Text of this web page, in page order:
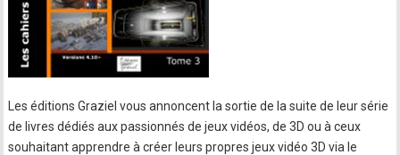
Les éditions Graziel vous annoncent la sortie de la suite de leur série
de livres dédiés aux passionnés de jeux vidéos, de 3D ou à ceux
souhaitant apprendre à créer leurs propres jeux vidéo 3D via le